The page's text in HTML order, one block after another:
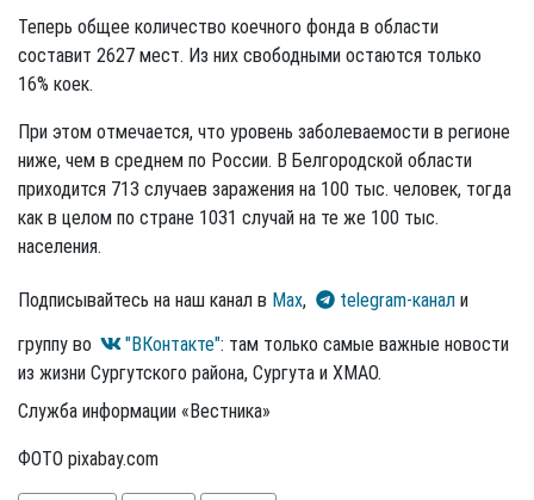
Теперь общее количество коечного фонда в области
составит 2627 мест. Из них свободными остаются только
16% коек.
При этом отмечается, что уровень заболеваемости в регионе
ниже, чем в среднем по России. В Белгородской области
приходится 713 случаев заражения на 100 тыс. человек, тогда
как в целом по стране 1031 случай на те же 100 тыс.
населения.
Подписывайтесь на наш канал в Max, telegram-канал и
группу во
"ВКонтакте": там только самые важные новости
из жизни Сургутского района, Сургута и ХМАО.
Служба информации «Вестника»
ФОТО pixabay.com